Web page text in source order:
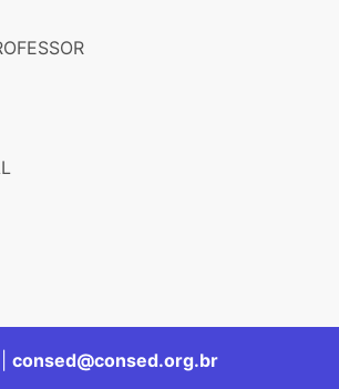
consed@consed.org.br